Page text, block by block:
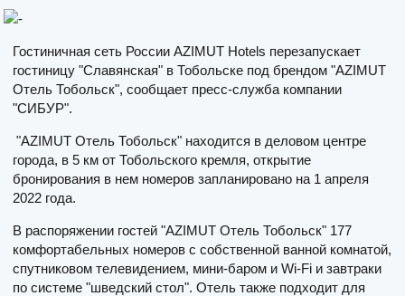
Гостиничная сеть России AZIMUT Hotels перезапускает
гостиницу "Славянская" в Тобольске под брендом "AZIMUT
Отель Тобольск", сообщает пресс-служба компании
"СИБУР".
"AZIMUT Отель Тобольск" находится в деловом центре
города, в 5 км от Тобольского кремля, открытие
бронирования в нем номеров запланировано на 1 апреля
2022 года.
В распоряжении гостей "AZIMUT Отель Тобольск" 177
комфортабельных номеров с собственной ванной комнатой,
спутниковом телевидением, мини-баром и Wi-Fi и завтраки
по системе "шведский стол". Отель также подходит для